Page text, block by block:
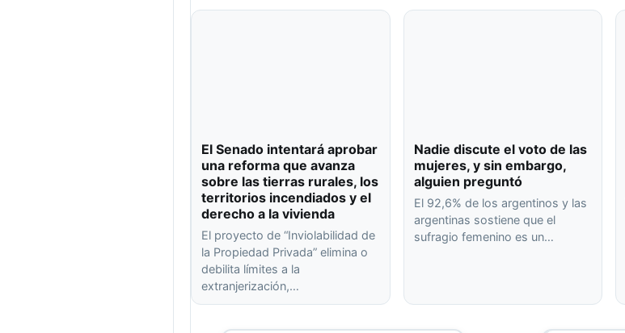
El Senado intentará aprobar
una reforma que avanza
sobre las tierras rurales, los
territorios incendiados y el
derecho a la vivienda
El proyecto de “Inviolabilidad de
la Propiedad Privada” elimina o
debilita límites a la
extranjerización,…
Nadie discute el voto de las
mujeres, y sin embargo,
alguien preguntó
El 92,6% de los argentinos y las
argentinas sostiene que el
sufragio femenino es un…